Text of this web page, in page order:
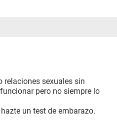
relaciones sexuales sin
pero no siempre lo
un test de embarazo.